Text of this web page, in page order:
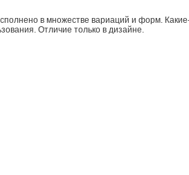
в множестве вариаций и форм.
Отличие только в дизайне.